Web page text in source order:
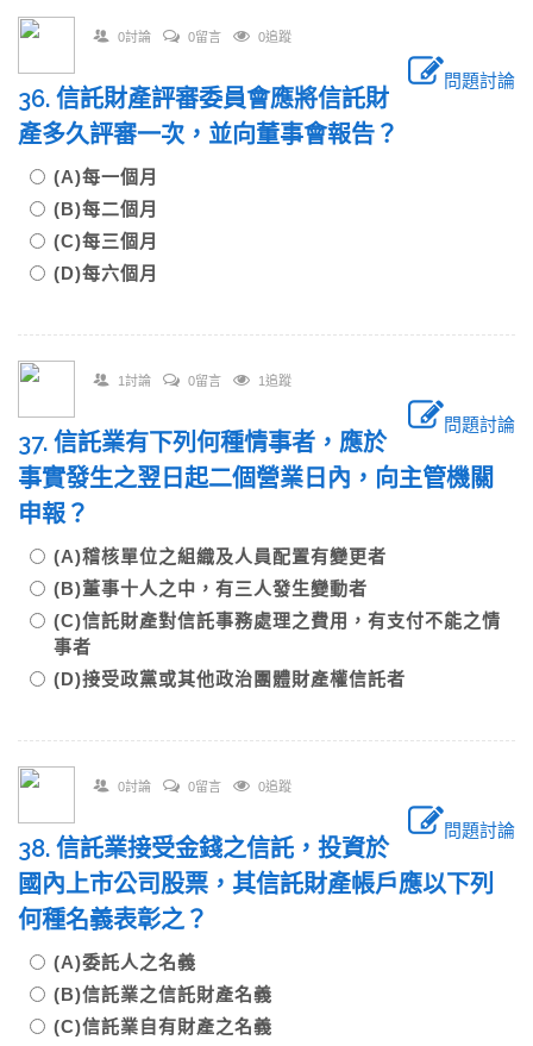
0討論 0留言 0追蹤
問題討論
36. 信託財產評審委員會應將信託財
產多久評審一次，並向董事會報告？
(A)每一個月
(B)每二個月
(C)每三個月
(D)每六個月
1討論 0留言 1追蹤
問題討論
37. 信託業有下列何種情事者，應於
事實發生之翌日起二個營業日內，向主管機關
申報？
(A)稽核單位之組織及人員配置有變更者
(B)董事十人之中，有三人發生變動者
(C)信託財產對信託事務處理之費用，有支付不能之情
事者
(D)接受政黨或其他政治團體財產權信託者
0討論 0留言 0追蹤
問題討論
38. 信託業接受金錢之信託，投資於
國內上市公司股票，其信託財產帳戶應以下列
何種名義表彰之？
(A)委託人之名義
(B)信託業之信託財產名義
(C)信託業自有財產之名義